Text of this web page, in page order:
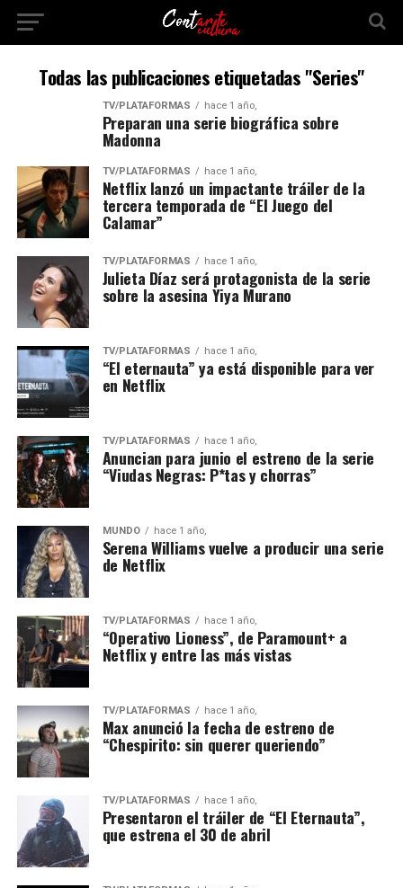
Todas las publicaciones etiquetadas "Series"
TV/PLATAFORMAS hace 1 año,
Preparan una serie biográfica sobre
Madonna
TV/PLATAFORMAS hace 1 año,
Netflix lanzó un impactante tráiler de la
tercera temporada de “El Juego del
Calamar”
TV/PLATAFORMAS hace 1 año,
Julieta Díaz será protagonista de la serie
sobre la asesina Yiya Murano
TV/PLATAFORMAS hace 1 año,
“El eternauta” ya está disponible para ver
en Netflix
TV/PLATAFORMAS hace 1 año,
Anuncian para junio el estreno de la serie
“Viudas Negras: P*tas y chorras”
MUNDO hace 1 año,
Serena Williams vuelve a producir una serie
de Netflix
TV/PLATAFORMAS hace 1 año,
“Operativo Lioness”, de Paramount+ a
Netflix y entre las más vistas
TV/PLATAFORMAS hace 1 año,
Max anunció la fecha de estreno de
“Chespirito: sin querer queriendo”
TV/PLATAFORMAS hace 1 año,
Presentaron el tráiler de “El Eternauta”,
que estrena el 30 de abril